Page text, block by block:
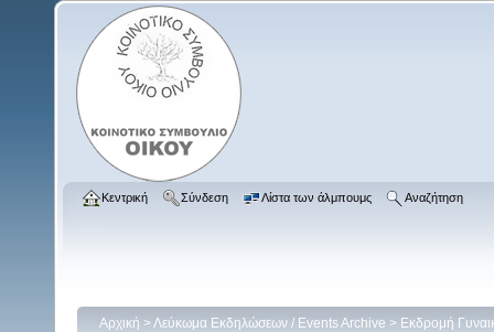
Κεντρική Σύνδεση Λίστα των άλμπουμς Αναζήτηση
Αρχική >Λεύκωμα Εκδηλώσεων / Events Archive > Εκδρομή